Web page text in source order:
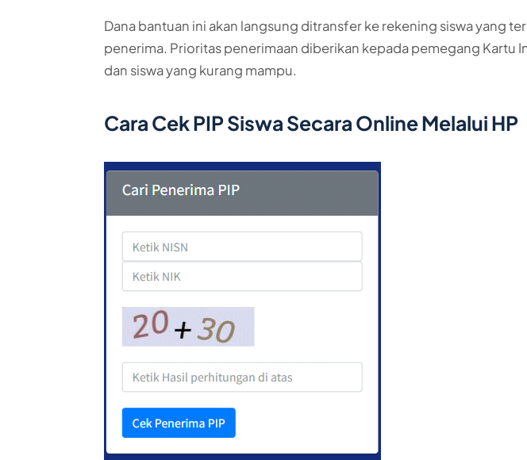
Dana bantuan ini akan langsung ditransfer ke rekening siswa yang
penerima. Prioritas penerimaan diberikan kepada pemegang Kartu
dan siswa yang kurang mampu.
Cara Cek PIP Siswa Secara Online Melalui HP